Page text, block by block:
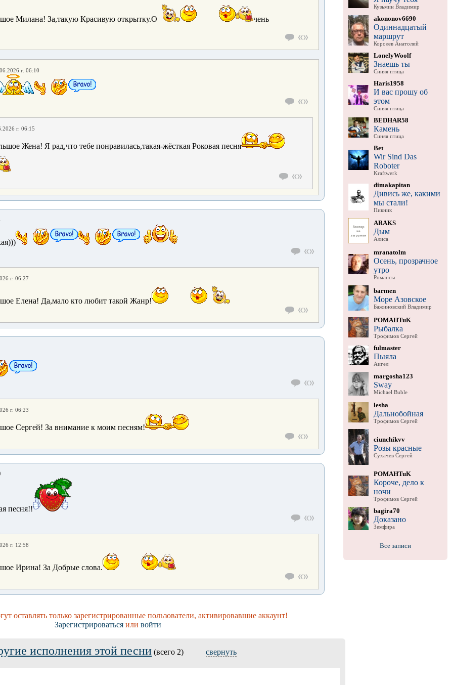
Милана! За,такую Красивую открытку.О чень
г. 06:10
г. 06:15
Жена! Я рад,что тебе понравилась,такая-жёсткая Роковая песня
г. 06:27
Елена! Да,мало кто любит такой Жанр!
г. 06:23
Сергей! За внимание к моим песням!
песня!!
г. 12:58
Ирина! За Добрые слова.
оставлять только зарегистрированные пользователи, активировавшие аккаунт!
Зарегистрироваться или войти
исполнения этой песни (всего 2) свернуть
Кузьмин Владимир
akononov6690
Одиннадцатый
маршрут
Королев Анатолий
LonelyWoolf
Знаешь ты
Синяя птица
Haris1958
И вас прошу об
этом
Синяя птица
BEDHAR58
Камень
Синяя птица
Bet
Wir Sind Das
Roboter
Kraftwerk
dimakapitan
Дивись же, какими
мы стали!
Пикник
ARAKS
Дым
Алиса
mranatolm
Осень, прозрачное
утро
Романсы
barmen
Море Азовское
Бажиновский Владимир
POMAHTuK
Рыбалка
Трофимов Сергей
fulmaster
Пыяла
Аигел
margosha123
Sway
Michael Buble
lesha
Дальнобойная
Трофимов Сергей
ciunchikvv
Розы красные
Сухачев Сергей
POMAHTuK
Короче, дело к
ночи
Трофимов Сергей
bagira70
Доказано
Земфира
Все записи